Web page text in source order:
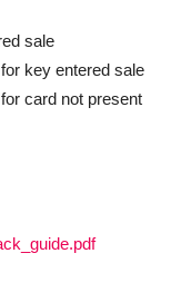
sale
key entered sale
card not present